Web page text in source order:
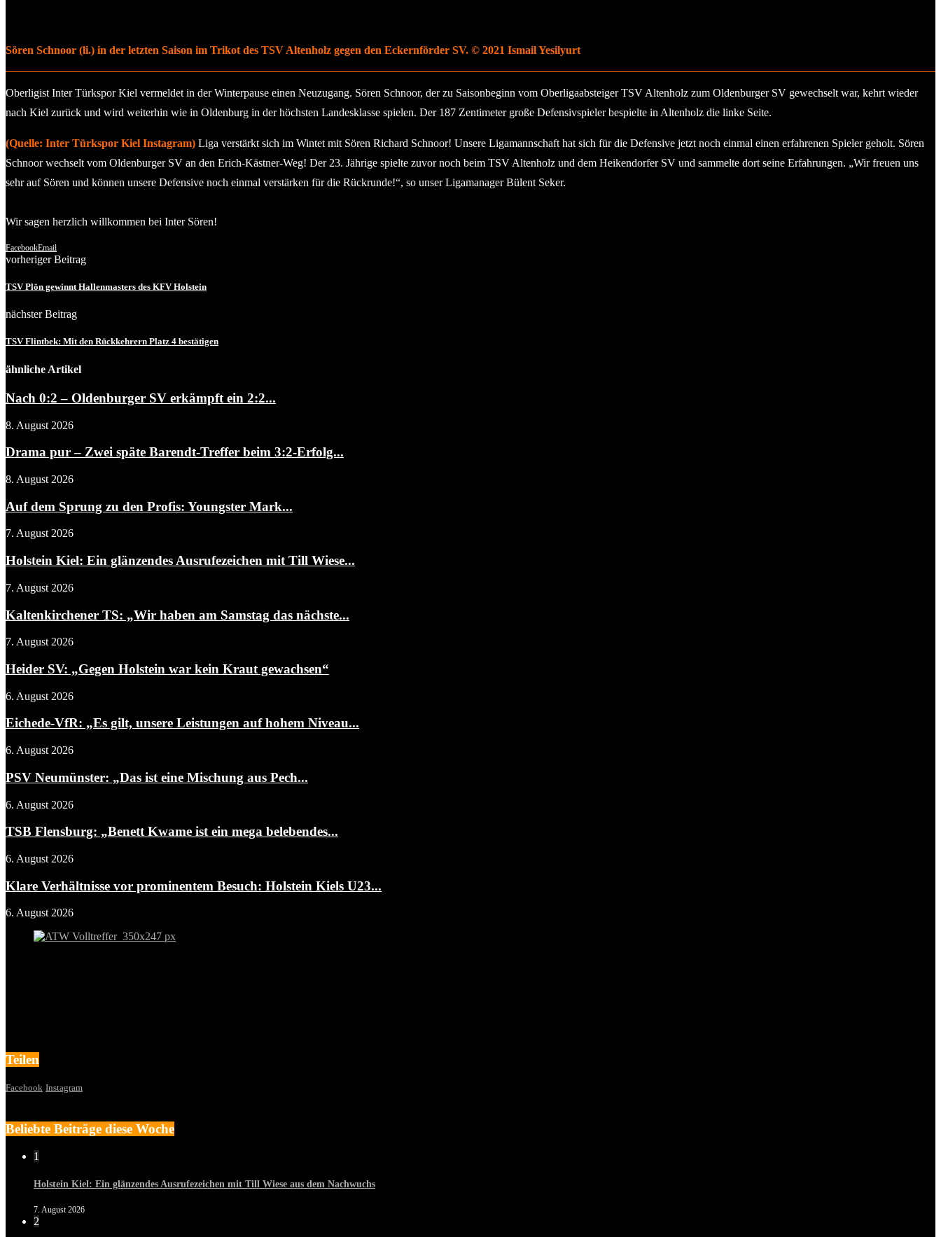
Sören Schnoor (li.) in der letzten Saison im Trikot des TSV Altenholz gegen den Eckernförder SV. © 2021 Ismail Yesilyurt
Oberligist Inter Türkspor Kiel vermeldet in der Winterpause einen Neuzugang. Sören Schnoor, der zu Saisonbeginn vom Oberligaabsteiger TSV Altenholz zum Oldenburger SV gewechselt war, kehrt wieder
nach Kiel zurück und wird weiterhin wie in Oldenburg in der höchsten Landesklasse spielen. Der 187 Zentimeter große Defensivspieler bespielte in Altenholz die linke Seite.
(Quelle: Inter Türkspor Kiel Instagram) Liga verstärkt sich im Wintet mit Sören Richard Schnoor! Unsere Ligamannschaft hat sich für die Defensive jetzt noch einmal einen erfahrenen Spieler geholt. Sören
Schnoor wechselt vom Oldenburger SV an den Erich-Kästner-Weg! Der 23. Jährige spielte zuvor noch beim TSV Altenholz und dem Heikendorfer SV und sammelte dort seine Erfahrungen. „Wir freuen uns
sehr auf Sören und können unsere Defensive noch einmal verstärken für die Rückrunde!“, so unser Ligamanager Bülent Seker.
Wir sagen herzlich willkommen bei Inter Sören!
FacebookEmail
vorheriger Beitrag
TSV Plön gewinnt Hallenmasters des KFV Holstein
nächster Beitrag
TSV Flintbek: Mit den Rückkehrern Platz 4 bestätigen
ähnliche Artikel
Nach 0:2 – Oldenburger SV erkämpft ein 2:2...
8. August 2026
Drama pur – Zwei späte Barendt-Treffer beim 3:2-Erfolg...
8. August 2026
Auf dem Sprung zu den Profis: Youngster Mark...
7. August 2026
Holstein Kiel: Ein glänzendes Ausrufezeichen mit Till Wiese...
7. August 2026
Kaltenkirchener TS: „Wir haben am Samstag das nächste...
7. August 2026
Heider SV: „Gegen Holstein war kein Kraut gewachsen“
6. August 2026
Eichede-VfR: „Es gilt, unsere Leistungen auf hohem Niveau...
6. August 2026
PSV Neumünster: „Das ist eine Mischung aus Pech...
6. August 2026
TSB Flensburg: „Benett Kwame ist ein mega belebendes...
6. August 2026
Klare Verhältnisse vor prominentem Besuch: Holstein Kiels U23...
6. August 2026
Teilen
Facebook Instagram
Beliebte Beiträge diese Woche
1
Holstein Kiel: Ein glänzendes Ausrufezeichen mit Till Wiese aus dem Nachwuchs
7. August 2026
2